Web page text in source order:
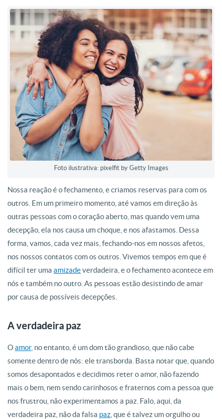
Foto ilustrativa: pixelfit by Getty Images
Nossa reação é o fechamento, e criamos reservas para com os
outros. Em um primeiro momento, até vamos em direção às
outras pessoas com o coração aberto, mas quando vem uma
decepção, ela nos causa um choque, e nos afastamos. Dessa
forma, vamos, cada vez mais, fechando-nos em nossos afetos,
nos nossos contatos com os outros. Vivemos tempos em que é
difícil ter uma amizadeverdadeira, e o fechamento acontece em
nós e também no outro. As pessoas estão desistindo de amar
por causa de possíveis decepções.
A verdadeira paz
Oamor, no entanto, é um dom tão grandioso, que não cabe
somente dentro de nós: ele transborda. Basta notar que, quando
somos desapontados e decidimos reter o amor, não fazendo
mais o bem, nem sendo carinhosos e fraternos com a pessoa que
nos frustrou, não experimentamos a paz. Falo, aqui, da
verdadeira paz, não da falsa paz , que é talvez um orgulho ou